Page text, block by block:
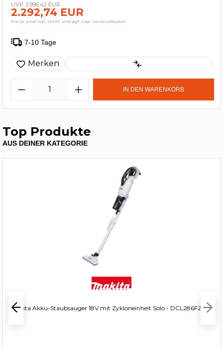
2.996,42 EUR
2.292,74 EUR
Preise sind inkl. MwSt. und ggf. zzgl. Versandkosten
7-10 Tage
Merken
IN DEN WARENKORB
Top Produkte
AUS DEINER KATEGORIE
Makita Akku-Staubsauger 18V mit Zykloneinheit Solo - DCL286FZW